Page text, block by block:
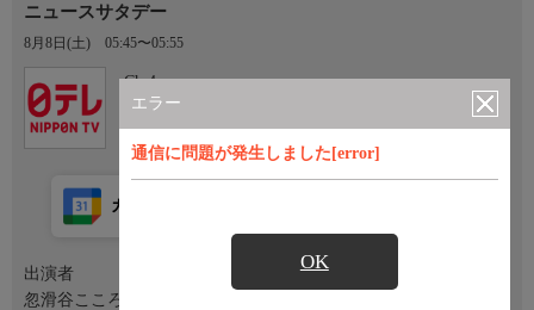
エラー
通信に問題が発生しました[error]
OK
ニュースサタデー
8月8日(土) 05:45〜05:55
Ch.4
日本テレビ
カレンダー登録
出演者
忽滑谷こころ、畑下由佳(NTVアナウンサー)